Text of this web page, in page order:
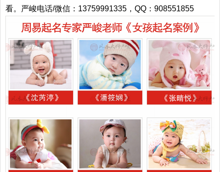
看。严峻电话/微信：13759991335，QQ：908551855